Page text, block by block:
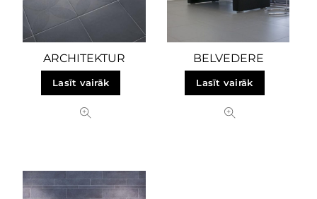
ARCHITEKTUR
Lasīt vairāk
BELVEDERE
Lasīt vairāk